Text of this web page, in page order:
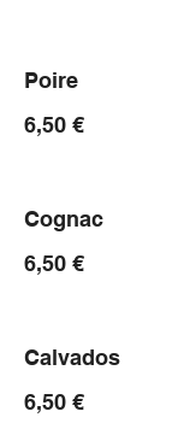
Poire
6,50 €
Cognac
6,50 €
Calvados
6,50 €